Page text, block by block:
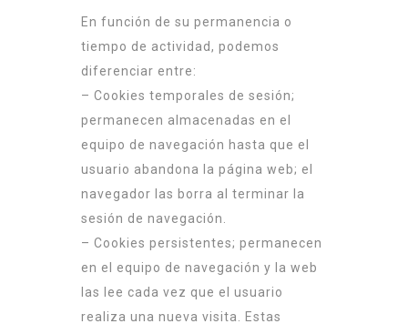
En función de su permanencia o
tiempo de actividad, podemos
diferenciar entre:
– Cookies temporales de sesión;
permanecen almacenadas en el
equipo de navegación hasta que el
usuario abandona la página web; el
navegador las borra al terminar la
sesión de navegación.
– Cookies persistentes; permanecen
en el equipo de navegación y la web
las lee cada vez que el usuario
realiza una nueva visita. Estas